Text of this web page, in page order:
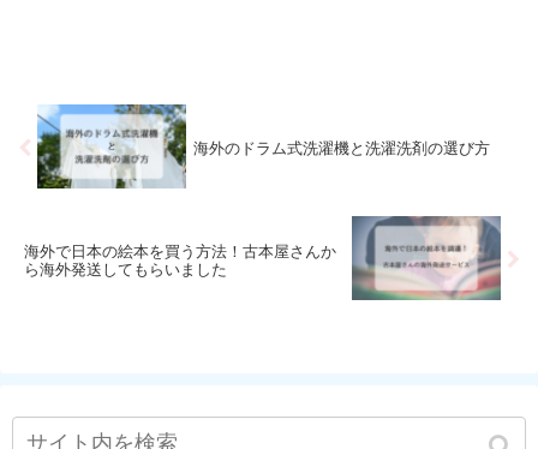
海外のドラム式洗濯機と洗濯洗剤の選び方
海外で日本の絵本を買う方法！古本屋さんか
ら海外発送してもらいました